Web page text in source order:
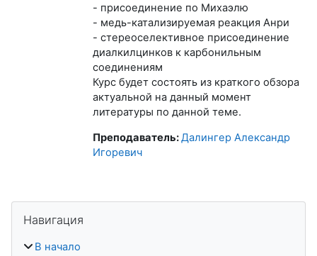
- присоединение по Михаэлю
- медь-катализируемая реакция Анри
- стереоселективное присоединение
диалкилцинков к карбонильным
соединениям
Курс будет состоять из краткого обзора
актуальной на данный момент
литературы по данной теме.
Преподаватель:Далингер Александр
Игоревич
Блоки
Навигация
В начало